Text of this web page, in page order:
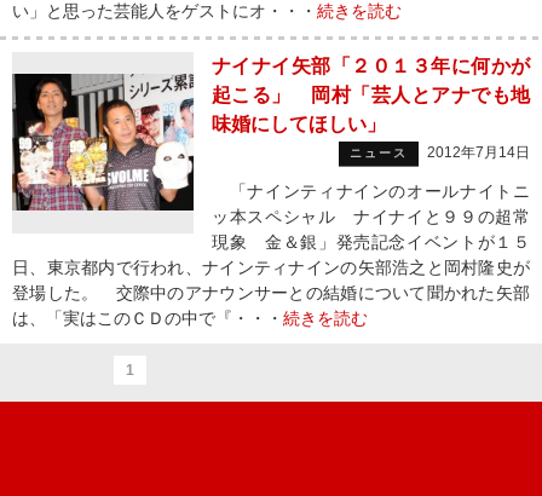
い」と思った芸能人をゲストにオ・・・ 続きを読む
ナイナイ矢部「２０１３年に何かが
起こる」 岡村「芸人とアナでも地
味婚にしてほしい」
ニュース 2012年7月14日
「ナインティナインのオールナイトニ
ッ本スペシャル ナイナイと９９の超常
現象 金＆銀」発売記念イベントが１５
日、東京都内で行われ、ナインティナインの矢部浩之と岡村隆史が
登場した。 交際中のアナウンサーとの結婚について聞かれた矢部
は、「実はこのＣＤの中で『・・・ 続きを読む
1